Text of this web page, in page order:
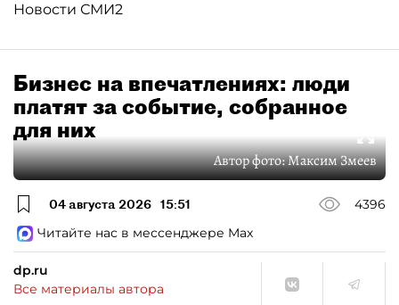
Новости СМИ2
Бизнес на впечатлениях: люди
платят за событие, собранное
для них
Автор фото:Максим Змеев
04 августа 2026 15:51
4396
Читайте нас в мессенджере Max
dp.ru
Все материалы автора